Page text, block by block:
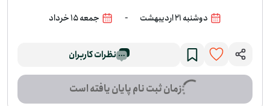
دوشنبه 21 اردیبهشت - جمعه 15 خرداد
نظرات کاربران
زمان ثبت نام پایان یافته است